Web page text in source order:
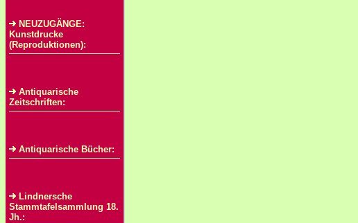
NEUZUGÄNGE:
Kunstdrucke
(Reproduktionen):
Antiquarische
Zeitschriften:
Antiquarische Bücher:
Lindnersche
Stammtafelsammlung 18.
Jh.: